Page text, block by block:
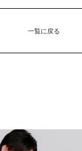
一覧に戻る